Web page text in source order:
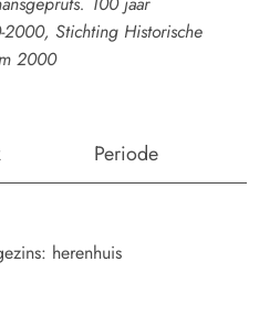
Stichting Historische
2000
Periode
herenhuis